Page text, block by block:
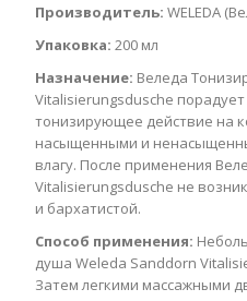
Производитель:WELEDA
Упаковка: 200 мл
Назначение: Веледа
Vitalisierungsdusche
тонизирующее действие на
насыщенными и
влагу. После применения
Vitalisierungsdusche не
и бархатистой.
Способ применения:
душа Weleda Sanddorn
Затем легкими массажными